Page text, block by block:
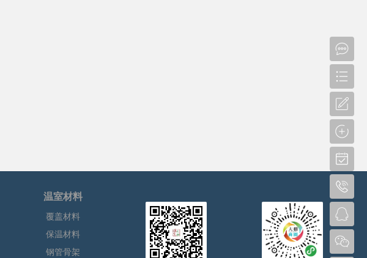
温室材料
覆盖材料
保温材料
钢管骨架